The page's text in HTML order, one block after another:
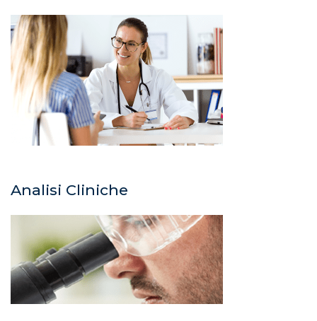
Analisi Cliniche